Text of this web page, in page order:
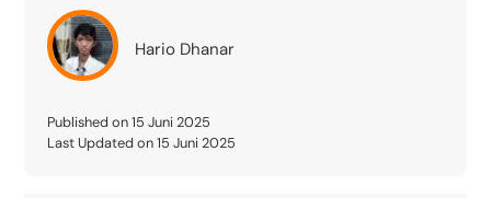
Hario Dhanar
Published on 15 Juni 2025
Last Updated on 15 Juni 2025